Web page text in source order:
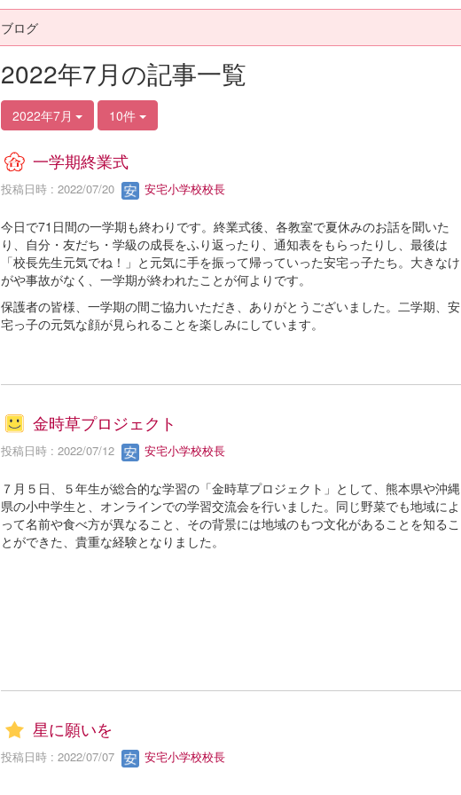
ブログ
2022年7月の記事一覧
2022年7月 10件
一学期終業式
投稿日時 : 2022/07/20 安宅小学校校長
今日で71日間の一学期も終わりです。終業式後、各教室で夏休みのお話を聞いた
り、自分・友だち・学級の成長をふり返ったり、通知表をもらったりし、最後は
「校長先生元気でね！」と元気に手を振って帰っていった安宅っ子たち。大きなけ
がや事故がなく、一学期が終われたことが何よりです。
保護者の皆様、一学期の間ご協力いただき、ありがとうございました。二学期、安
宅っ子の元気な顔が見られることを楽しみにしています。
金時草プロジェクト
投稿日時 : 2022/07/12 安宅小学校校長
７月５日、５年生が総合的な学習の「金時草プロジェクト」として、熊本県や沖縄
県の小中学生と、オンラインでの学習交流会を行いました。同じ野菜でも地域によ
って名前や食べ方が異なること、その背景には地域のもつ文化があることを知るこ
とができた、貴重な経験となりました。
星に願いを
投稿日時 : 2022/07/07 安宅小学校校長